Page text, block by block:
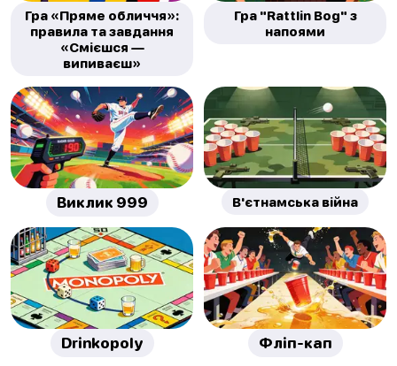
Гра «Пряме обличчя»:
правила та завдання
«Смієшся —
випиваєш»
Гра "Rattlin Bog" з
напоями
Виклик 999 В'єтнамська війна
Drinkopoly Фліп-кап